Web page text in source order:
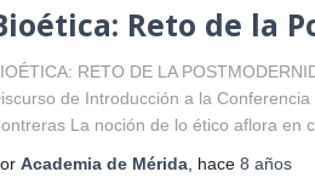
Reto de la
RETO DE LA
de Introducción a la
La noción de lo ético aflora en
Academia de Mérida , hace 8 años